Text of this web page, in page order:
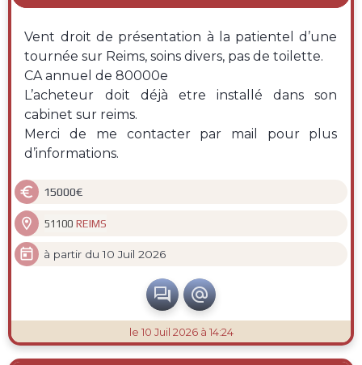
Vent droit de présentation à la patientel d’une
tournée sur Reims, soins divers, pas de toilette.
CA annuel de 80000e
L’acheteur doit déjà etre installé dans son
cabinet sur reims.
Merci de me contacter par mail pour plus
d’informations.
 15000€
 51100 REIMS
 à partir du 10 Juil 2026
 
le 10 Juil 2026 à 14:24